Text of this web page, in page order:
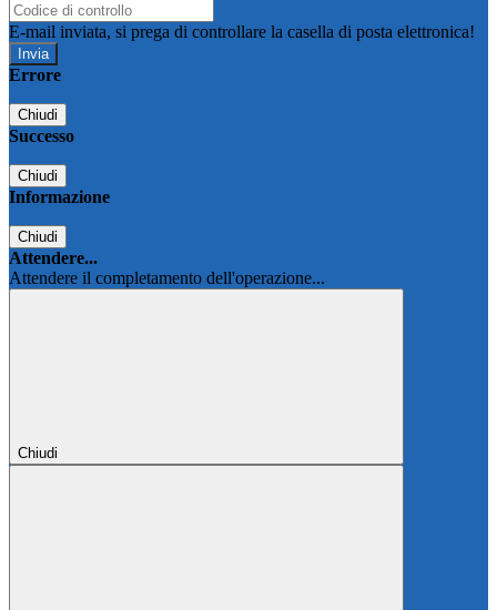
E-mail inviata, si prega di controllare la casella di posta elettronica!
Errore
Chiudi
Successo
Chiudi
Informazione
Chiudi
Attendere...
Attendere il completamento dell'operazione...
Chiudi